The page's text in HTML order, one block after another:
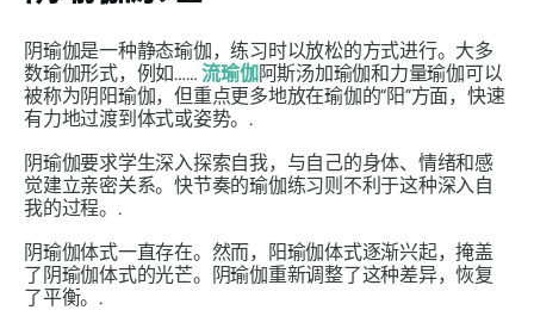
阴瑜伽是一种静态瑜伽，练习时以放松的方式进行。大多
数瑜伽形式，例如……流瑜伽 阿斯汤加瑜伽和力量瑜伽可以
被称为阴阳瑜伽，但重点更多地放在瑜伽的“阳”方面，快速
有力地过渡到体式或姿势。.
阴瑜伽要求学生深入探索自我，与自己的身体、情绪和感
觉建立亲密关系。快节奏的瑜伽练习则不利于这种深入自
我的过程。.
阴瑜伽体式一直存在。然而，阳瑜伽体式逐渐兴起，掩盖
了阴瑜伽体式的光芒。阴瑜伽重新调整了这种差异，恢复
了平衡。.